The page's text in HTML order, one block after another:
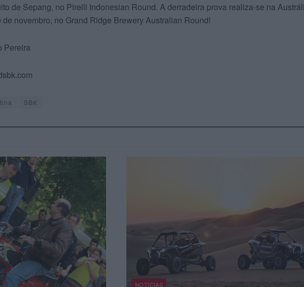
de Sepang, no Pirelli Indonesian Round. A derradeira prova realiza-se na
de novembro, no Grand Ridge Brewery Australian Round!
Pereira
SBK
NOTÍCIAS